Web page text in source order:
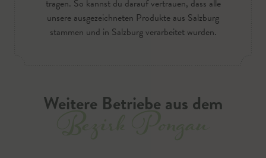
tragen. So kannst du darauf vertrauen, dass alle
unsere ausgezeichneten Produkte aus Salzburg
stammen und in Salzburg verarbeitet wurden.
Weitere Betriebe aus dem
Bezirk Pongau